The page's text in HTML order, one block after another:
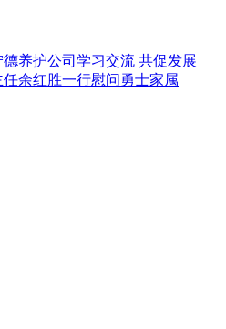
养护公司学习交流 共促发展
余红胜一行慰问勇士家属